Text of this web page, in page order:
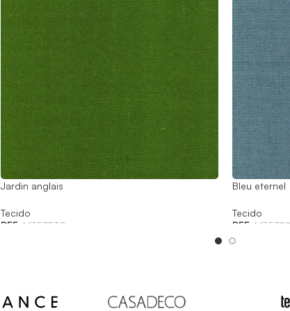
Jardin anglais
Tecido
REF: M357830
Bleu eternel
Tecido
REF: